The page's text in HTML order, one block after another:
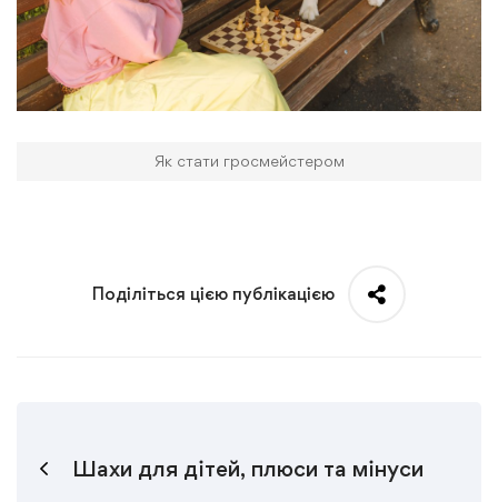
Як стати гросмейстером
Поділіться цією публікацією
Шахи для дітей, плюси та мінуси